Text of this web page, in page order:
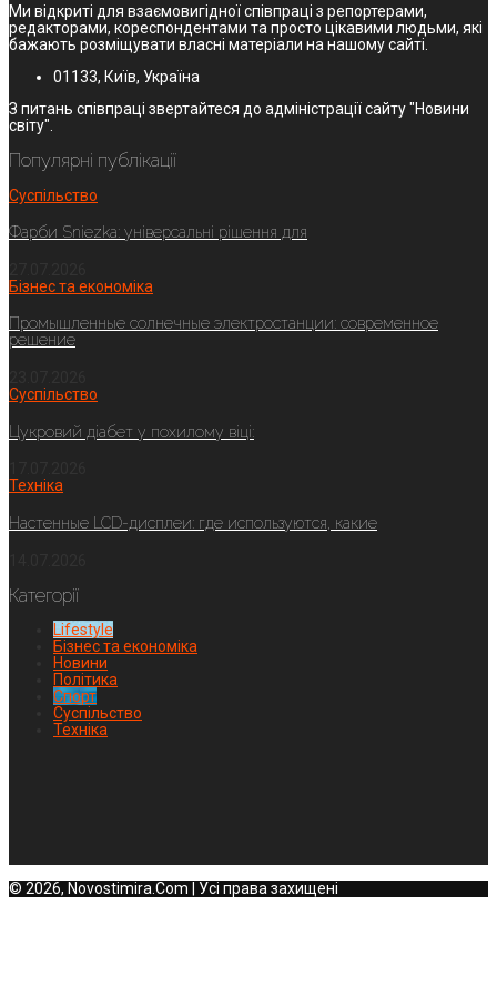
Ми відкриті для взаємовигідної співпраці з репортерами,
редакторами, кореспондентами та просто цікавими людьми, які
бажають розміщувати власні матеріали на нашому сайті.
01133, Київ, Україна
З питань співпраці звертайтеся до адміністрації сайту "Новини
світу".
Популярні публікації
Суспільство
Фарби Sniezka: універсальні рішення для
Бізнес та економіка
Промышленные солнечные электростанции: современное
решение
Суспільство
Цукровий діабет у похилому віці:
Техніка
Настенные LCD-дисплеи: где используются, какие
Категорії
Lifestyle
Бізнес та економіка
Новини
Політика
Спорт
Суспільство
Техніка
© 2026, Novostimira.Com | Усі права захищені